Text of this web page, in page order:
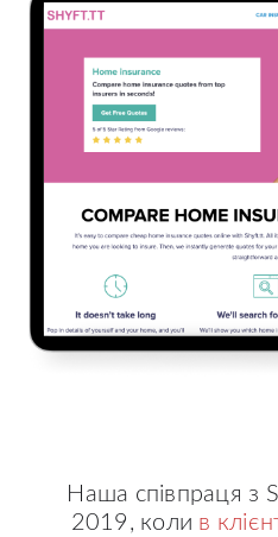
Наша співпраця з
2019, коли в